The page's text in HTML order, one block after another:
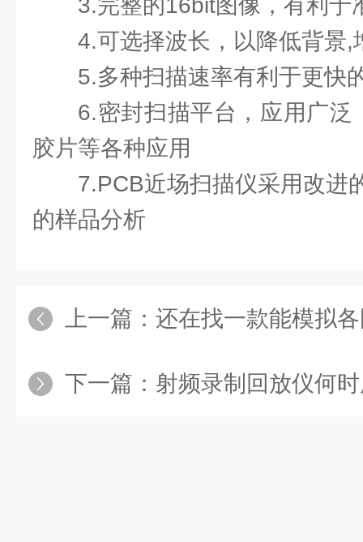
3.完整的16bit图像，有利于
4.可选择波长，以降低背景
5.多种扫描速率有利于更快
6.密封扫描平台，应用广
胶片等各种应用
7.PCB近场扫描仪采用改进
的样品分析
上一篇： 还在找一款能模拟各国
下一篇： 射频录制回放仪何时用